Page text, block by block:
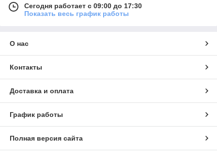
Сегодня работает с 09:00 до 17:30
Показать весь график работы
О нас
Контакты
Доставка и оплата
График работы
Полная версия сайта